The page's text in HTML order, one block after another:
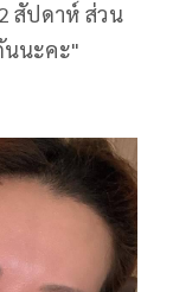
สัปดาห์ ส่วน
นนะคะ"